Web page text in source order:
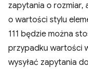
zapytania o rozmiar,
o wartości stylu
111 będzie można
przypadku wartości
wysyłać zapytania